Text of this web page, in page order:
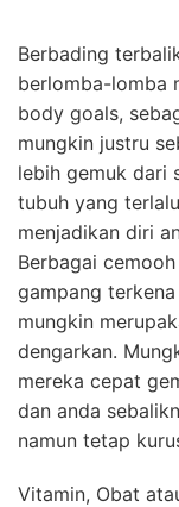
Berbading
berlomba-lomba
body goals,
mungkin justru
lebih gemuk dari
tubuh yang
menjadikan diri
Berbagai
gampang
mungkin
dengarkan.
mereka cepat
dan anda
namun tetap
Vitamin, Obat